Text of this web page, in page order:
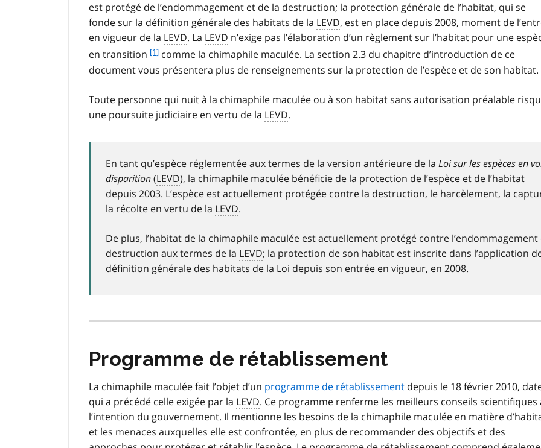
est protégé de l’endommagement et de la destruction; la protection générale de l’habitat, qui se
fonde sur la définition générale des habitats de la LEVD, est en place depuis 2008, moment de
en vigueur de la LEVD. La LEVD n’exige pas l’élaboration d’un règlement sur l’habitat pour une
en transition f
o
n
o
[1] comme la chimaphile maculée. La section 2.3 du chapitre d’introduction de ce
document vous présentera plus de renseignements sur la protection de l’espèce et de son habitat.
Toute personne qui nuit à la chimaphile maculée ou à son habitat sans autorisation préalable
une poursuite judiciaire en vertu de la LEVD.
En tant qu’espèce réglementée aux termes de la version antérieure de la Loi sur les espèces en
disparition(LEVD), la chimaphile maculée bénéficie de la protection de l’espèce et de l’habitat
depuis 2003. L’espèce est actuellement protégée contre la destruction, le harcèlement, la
la récolte en vertu de la LEVD.
De plus, l’habitat de la chimaphile maculée est actuellement protégé contre l’endommagement
destruction aux termes de la LEVD; la protection de son habitat est inscrite dans l’application
définition générale des habitats de la Loi depuis son entrée en vigueur, en 2008.
Programme de rétablissement
La chimaphile maculée fait l’objet d’un programme de rétablissement depuis le 18 février 2010,
qui a précédé celle exigée par la LEVD. Ce programme renferme les meilleurs conseils scientifiques
l’intention du gouvernement. Il mentionne les besoins de la chimaphile maculée en matière
et les menaces auxquelles elle est confrontée, en plus de recommander des objectifs et des